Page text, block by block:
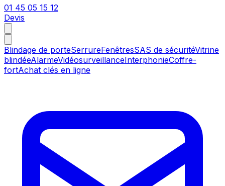
01 45 05 15 12
Devis
Blindage de porteSerrureFenêtresSAS de sécuritéVitrine
blindéeAlarmeVidéosurveillanceInterphonieCoffre-
fortAchat clés en ligne